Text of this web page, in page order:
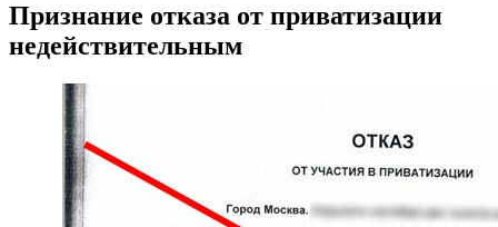
Признание отказа от приватизации
недействительным